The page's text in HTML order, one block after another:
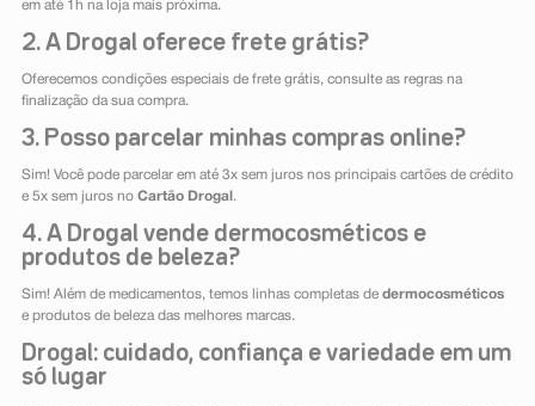
em até 1h na loja mais próxima.
2. A Drogal oferece frete grátis?
Oferecemos condições especiais de frete grátis, consulte as regras na
finalização da sua compra.
3. Posso parcelar minhas compras online?
Sim! Você pode parcelar em até 3x sem juros nos principais cartões de crédito
e 5x sem juros no Cartão Drogal .
4. A Drogal vende dermocosméticos e
produtos de beleza?
Sim! Além de medicamentos, temos linhas completas de dermocosméticos
e produtos de beleza das melhores marcas.
Drogal: cuidado, confiança e variedade em um
só lugar